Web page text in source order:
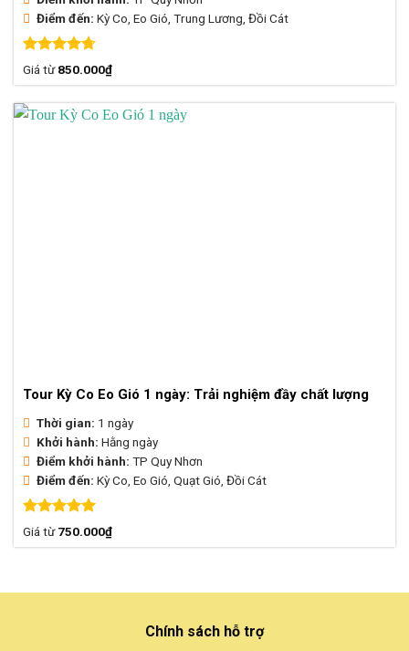
Điểm đến: Kỳ Co, Eo Gió, Trung Lương, Đồi Cát
Được xếp
Giá từ850.000₫
Tour Kỳ Co Eo Gió 1 ngày: Trải nghiệm đầy chất lượng
Thời gian: 1 ngày
Khởi hành: Hằng ngày
Điểm khởi hành: TP Quy Nhơn
Điểm đến: Kỳ Co, Eo Gió, Quạt Gió, Đồi Cát
Được xếp
Giá từ750.000₫
Chính sách hỗ trợ